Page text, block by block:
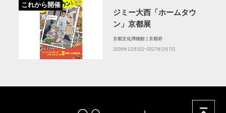
これから開催
ジミー大西「ホームタウ
ン」京都展
京都文化博物館 | 京都府
2026年12月5日~2027年2月7日